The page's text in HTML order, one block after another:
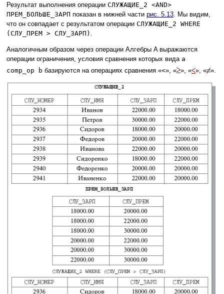
Результат выполнения операции СЛУЖАЩИЕ_2 <AND>
ПРЕМ_БОЛЬШЕ_ЗАРП показан в нижней части рис. 5.13 . Мы видим,
что он совпадает с результатом операции СЛУЖАЩИЕ_2 WHERE
(СЛУ_ПРЕМ > СЛУ_ЗАРП)
Аналогичным образом через операции Алгебры A выражаются
операции ограничения, условия сравнения которых вида a
comp_op b базируются на операциях сравнения «<», « », « », « ».